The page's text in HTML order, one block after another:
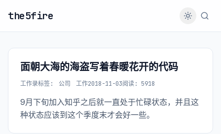
the5fire
面朝大海的海盗写着春暖花开的代码
工作录标签: 公司 工作2018-11-03阅读: 5918
9月下旬加入知乎之后就一直处于忙碌状态，并且这
种状态应该到这个季度末才会好一些。